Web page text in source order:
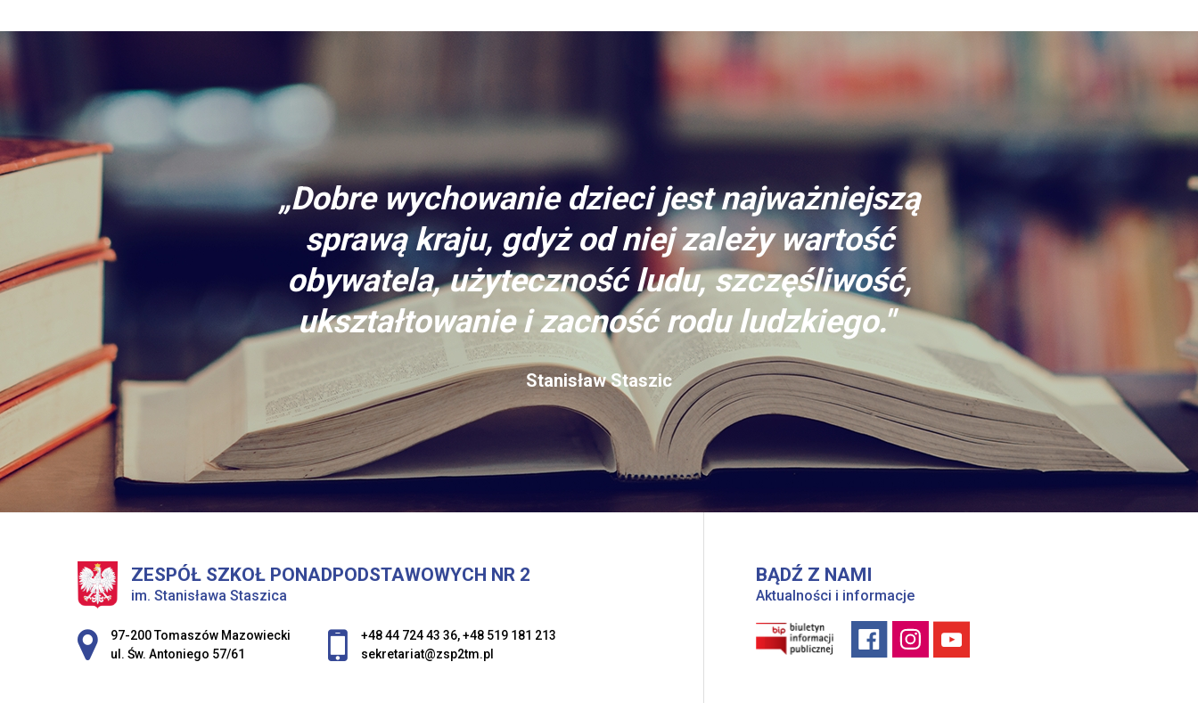
„Dobre wychowanie dzieci jest najważniejszą
sprawą kraju, gdyż od niej zależy wartość
obywatela, użyteczność ludu, szczęśliwość,
ukształtowanie i zacność rodu ludzkiego."
Stanisław Staszic
ZESPÓŁ SZKOŁ PONADPODSTAWOWYCH NR 2
im. Stanisława Staszica
Adres pocztowy:
97-200 Tomaszów Mazowiecki
ul. Św. Antoniego 57/61
+48 44 724 43 36,+48 519 181 213
sekretariat@zsp2tm.pl
BĄDŹ Z NAMI
Aktualności i informacje